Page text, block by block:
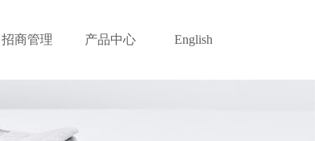
招商管理 产品中心 English